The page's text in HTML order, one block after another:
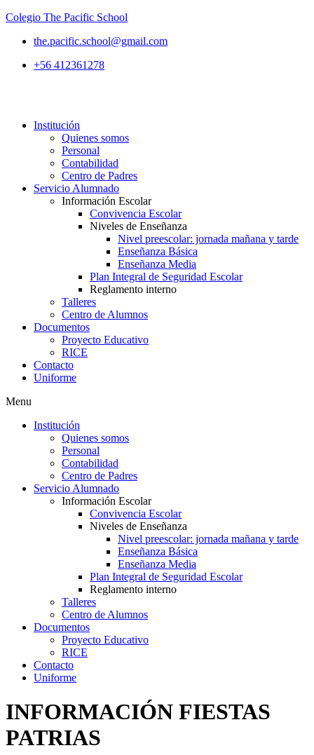
Colegio The Pacific School
the.pacific.school@gmail.com
+56 412361278
Institución
Quienes somos
Personal
Contabilidad
Centro de Padres
Servicio Alumnado
Información Escolar
Convivencia Escolar
Niveles de Enseñanza
Nivel preescolar: jornada mañana y tarde
Enseñanza Básica
Enseñanza Media
Plan Integral de Seguridad Escolar
Reglamento interno
Talleres
Centro de Alumnos
Documentos
Proyecto Educativo
RICE
Contacto
Uniforme
Menu
Institución
Quienes somos
Personal
Contabilidad
Centro de Padres
Servicio Alumnado
Información Escolar
Convivencia Escolar
Niveles de Enseñanza
Nivel preescolar: jornada mañana y tarde
Enseñanza Básica
Enseñanza Media
Plan Integral de Seguridad Escolar
Reglamento interno
Talleres
Centro de Alumnos
Documentos
Proyecto Educativo
RICE
Contacto
Uniforme
INFORMACIÓN FIESTAS
PATRIAS